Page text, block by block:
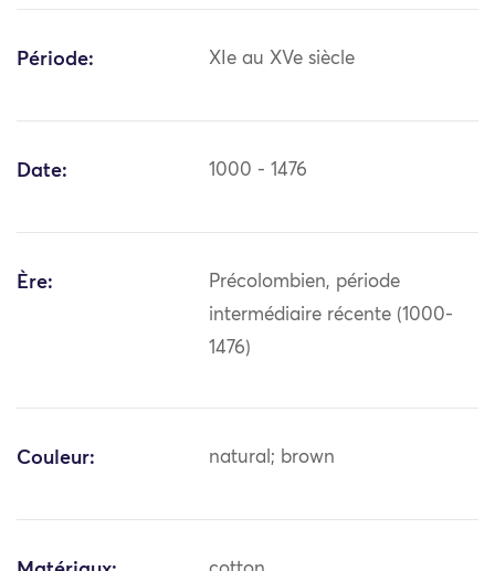
Période: XIe au XVe siècle
Date: 1000 - 1476
Ère:
Précolombien, période
intermédiaire récente (1000-
1476)
Couleur: natural; brown